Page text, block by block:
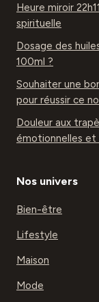
Heure miroir
spirituelle
Dosage des
100ml ?
Souhaiter une
pour réussir ce
Douleur aux
émotionnelles et
Nos univers
Bien-être
Lifestyle
Maison
Mode